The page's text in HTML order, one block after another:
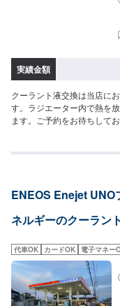
実績金額
クーラント液交換は当店に
す。ラジエーター内で熱を
ます。ご予約をお待ちして
ENEOS Enejet UNO
ネルギーのクーラン
代車OK カードOK 電子マネー